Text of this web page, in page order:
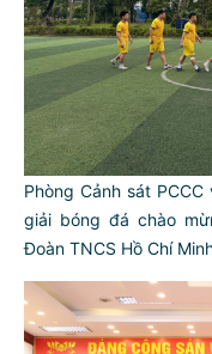
Phòng Cảnh sát
giải bóng đá chào
Đoàn TNCS Hồ Chí